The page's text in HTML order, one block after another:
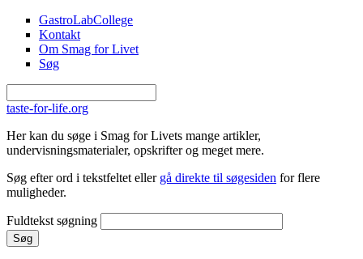
Gå til hovedindhold
GastroLabCollege
Kontakt
Om Smag for Livet
Søg
taste-for-life.org
Her kan du søge i Smag for Livets mange artikler,
undervisningsmaterialer, opskrifter og meget mere.
Søg efter ord i tekstfeltet eller gå direkte til søgesiden for flere
muligheder.
Fuldtekst søgning